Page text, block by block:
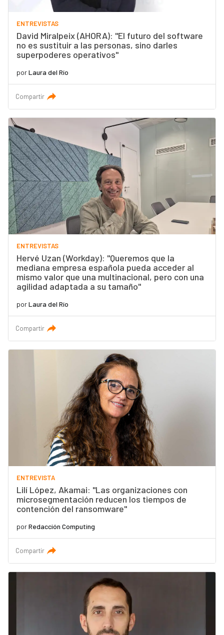
ENTREVISTAS
David Miralpeix (AHORA): "El futuro del software
no es sustituir a las personas, sino darles
superpoderes operativos"
porLaura del Río
Compartir
ENTREVISTAS
Hervé Uzan (Workday): "Queremos que la
mediana empresa española pueda acceder al
mismo valor que una multinacional, pero con una
agilidad adaptada a su tamaño"
porLaura del Río
Compartir
ENTREVISTA
Lilí López, Akamai: "Las organizaciones con
microsegmentación reducen los tiempos de
contención del ransomware"
porRedacción Computing
Compartir